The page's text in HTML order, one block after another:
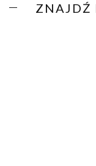
ZNAJDŹ